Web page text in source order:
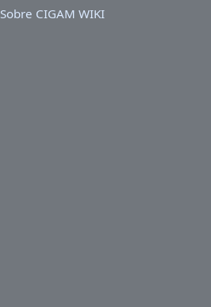
Sobre CIGAM WIKI